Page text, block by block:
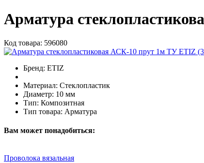
Арматура
Код товара: 596080
Бренд: ETIZ
Материал: Стеклопластик
Диаметр: 10 мм
Тип: Композитная
Тип товара: Арматура
Вам может понадобиться:
Проволока вязальная